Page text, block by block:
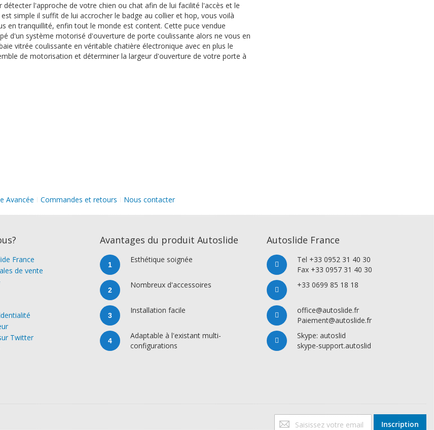
l'approche de votre chien ou chat afin de lui facilité l'accès et le
simple il suffit de lui accrocher le badge au collier et hop, vous voilà
en tranquillité, enfin tout le monde est content. Cette puce vendue
d'un système motorisé d'ouverture de porte coulissante alors ne vous en
vitrée coulissante en véritable chatière électronique avec en plus le
de motorisation et déterminer la largeur d'ouverture de votre porte à
Avancée Commandes et retours Nous contacter
France
de vente
Twitter
Avantages du produit Autoslide
1
Esthétique soignée
2
Nombreux d'accessoires
3
Installation facile
4
Adaptable à l'existant multi-
configurations
Autoslide France
Tel +33 0952 31 40 30
Fax +33 0957 31 40 30
+33 0699 85 18 18
office@autoslide.fr
Paiement@autoslide.fr
Skype: autoslid
skype-support.autoslid
Inscription
Inscription